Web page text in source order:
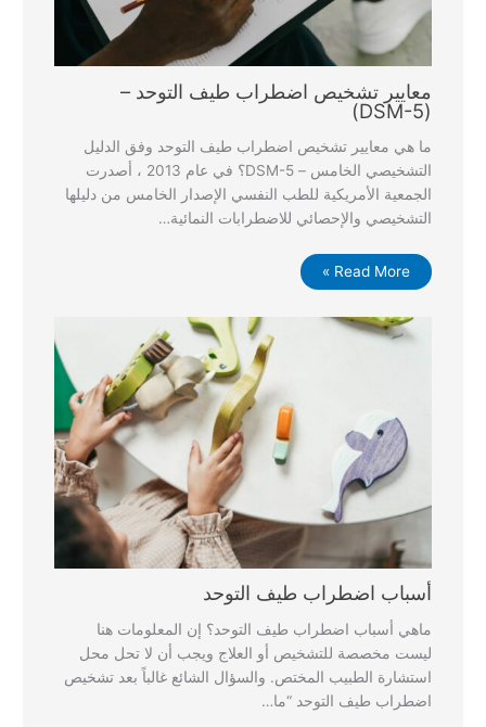
معايير تشخيص اضطراب طيف التوحد –
(DSM-5)
ما هي معايير تشخيص اضطراب طيف التوحد وفق الدليل
التشخيصي الخامس – DSM-5؟ في عام 2013 ، أصدرت
الجمعية الأمريكية للطب النفسي الإصدار الخامس من دليلها
التشخيصي والإحصائي للاضطرابات النمائية…
Read More »
أسباب اضطراب طيف التوحد
ماهي أسباب اضطراب طيف التوحد؟ إن المعلومات هنا
ليست مخصصة للتشخيص أو العلاج ويجب أن لا تحل محل
استشارة الطبيب المختص. والسؤال الشائع غالباً بعد تشخيص
اضطراب طيف التوحد “ما…